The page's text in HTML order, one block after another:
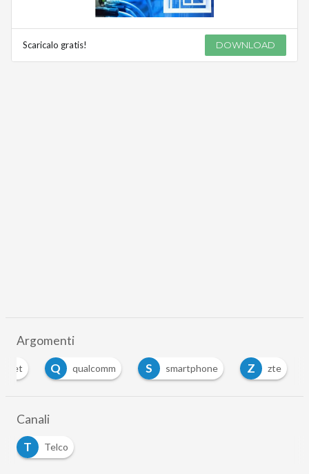
Scaricalo gratis! DOWNLOAD
Argomenti
Q qualcomm S smartphone Z zte
Canali
T
Telco